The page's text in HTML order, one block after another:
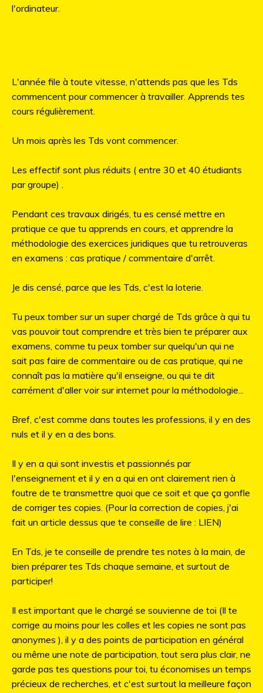
l'ordinateur.
L'année file à toute vitesse, n'attends pas que les Tds
commencent pour commencer à travailler. Apprends tes
cours régulièrement.
Un mois après les Tds vont commencer.
Les effectif sont plus réduits ( entre 30 et 40 étudiants
par groupe) .
Pendant ces travaux dirigés, tu es censé mettre en
pratique ce que tu apprends en cours, et apprendre la
méthodologie des exercices juridiques que tu retrouveras
en examens : cas pratique / commentaire d'arrêt.
Je dis censé, parce que les Tds, c'est la loterie.
Tu peux tomber sur un super chargé de Tds grâce à qui tu
vas pouvoir tout comprendre et très bien te préparer aux
examens, comme tu peux tomber sur quelqu'un qui ne
sait pas faire de commentaire ou de cas pratique, qui ne
connaît pas la matière qu'il enseigne, ou qui te dit
carrément d'aller voir sur internet pour la méthodologie...
Bref, c'est comme dans toutes les professions, il y en des
nuls et il y en a des bons.
Il y en a qui sont investis et passionnés par
l'enseignement et il y en a qui en ont clairement rien à
foutre de te transmettre quoi que ce soit et que ça gonfle
de corriger tes copies. (Pour la correction de copies, j'ai
fait un article dessus que te conseille de lire : LIEN)
En Tds, je te conseille de prendre tes notes à la main, de
bien préparer tes Tds chaque semaine, et surtout de
participer!
Il est important que le chargé se souvienne de toi (Il te
corrige au moins pour les colles et les copies ne sont pas
anonymes ), il y a des points de participation en général
ou même une note de participation, tout sera plus clair, ne
garde pas tes questions pour toi, tu économises un temps
précieux de recherches, et c'est surtout la meilleure façon